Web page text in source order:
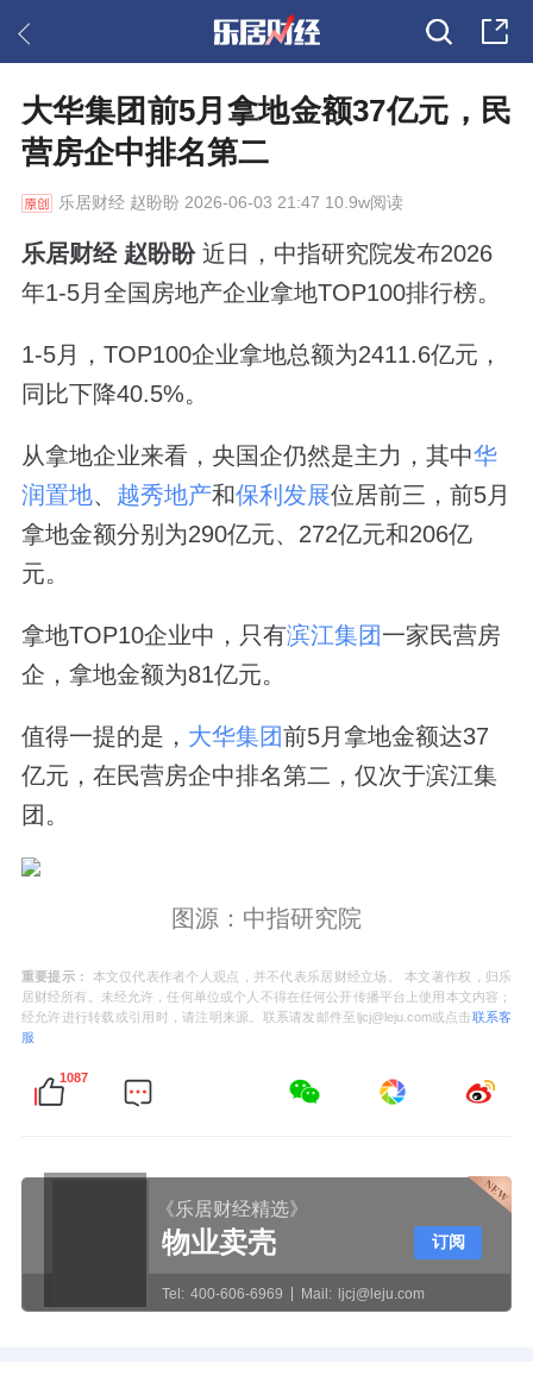
大华集团前5月拿地金额37亿元，民
营房企中排名第二
乐居财经赵盼盼 2026-06-03 21:47 10.9w阅读
乐居财经 赵盼盼近日，中指研究院发布2026
年1-5月全国房地产企业拿地TOP100排行榜。
1-5月，TOP100企业拿地总额为2411.6亿元，
同比下降40.5%。
从拿地企业来看，央国企仍然是主力，其中华
润置地、 越秀地产和保利发展位居前三，前5月
拿地金额分别为290亿元、272亿元和206亿
元。
拿地TOP10企业中，只有滨江集团一家民营房
企，拿地金额为81亿元。
值得一提的是， 大华集团前5月拿地金额达37
亿元，在民营房企中排名第二，仅次于滨江集
团。
图源：中指研究院
重要提示：
本文仅代表作者个人观点，并不代表乐居财经立场。 本文著作权，归乐
居财经所有。未经允许，任何单位或个人不得在任何公开传播平台上使用本文内容；
经允许进行转载或引用时，请注明来源。联系请发邮件至ljcj@leju.com或点击联系客
服
1087
《乐居财经精选》
物业卖壳
Tel: 400-606-6969 Mail: ljcj@leju.com
订阅